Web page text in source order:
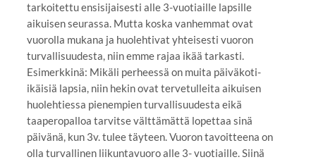
tarkoitettu ensisijaisesti alle 3-vuotiaille lapsille
aikuisen seurassa. Mutta koska vanhemmat ovat
vuorolla mukana ja huolehtivat yhteisesti vuoron
turvallisuudesta, niin emme rajaa ikää tarkasti.
Esimerkkinä: Mikäli perheessä on muita päiväkoti-
ikäisiä lapsia, niin hekin ovat tervetulleita aikuisen
huolehtiessa pienempien turvallisuudesta eikä
taaperopalloa tarvitse välttämättä lopettaa sinä
päivänä, kun 3v. tulee täyteen. Vuoron tavoitteena on
olla turvallinen liikuntavuoro alle 3- vuotiaille. Siinä